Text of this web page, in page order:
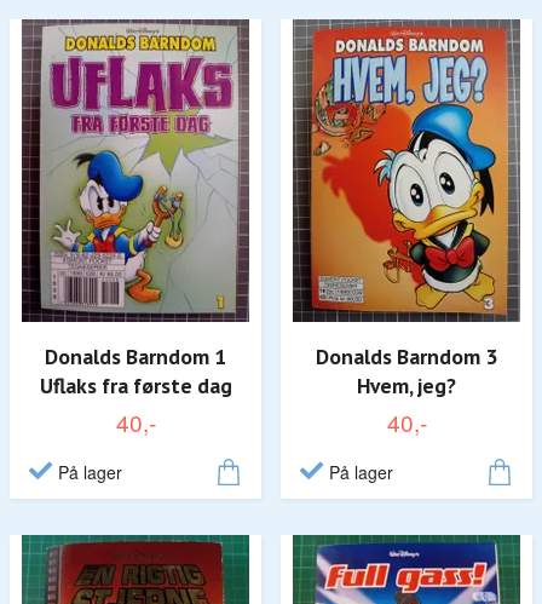
Donalds Barndom 1
Uflaks fra første dag
40,-
På lager
Donalds Barndom 3
Hvem, jeg?
40,-
På lager